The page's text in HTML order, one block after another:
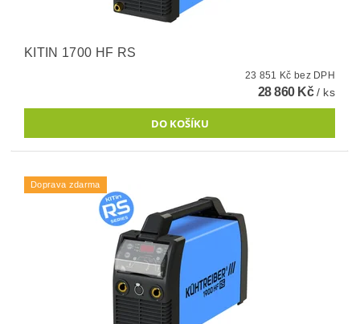
KITIN 1700 HF RS
23 851 Kč bez DPH
28 860 Kč/ ks
Doprava zdarma